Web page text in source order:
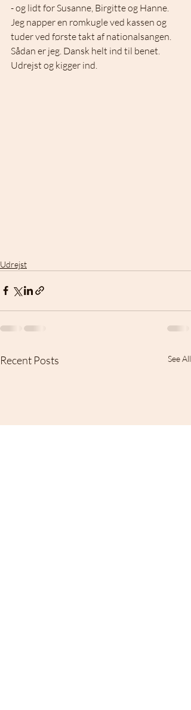
- og lidt for Susanne, Birgitte og Hanne.
Jeg napper en romkugle ved kassen og
tuder ved første takt af nationalsangen.
Sådan er jeg. Dansk helt ind til benet.
Udrejst og kigger ind.
Udrejst
Recent Posts See All